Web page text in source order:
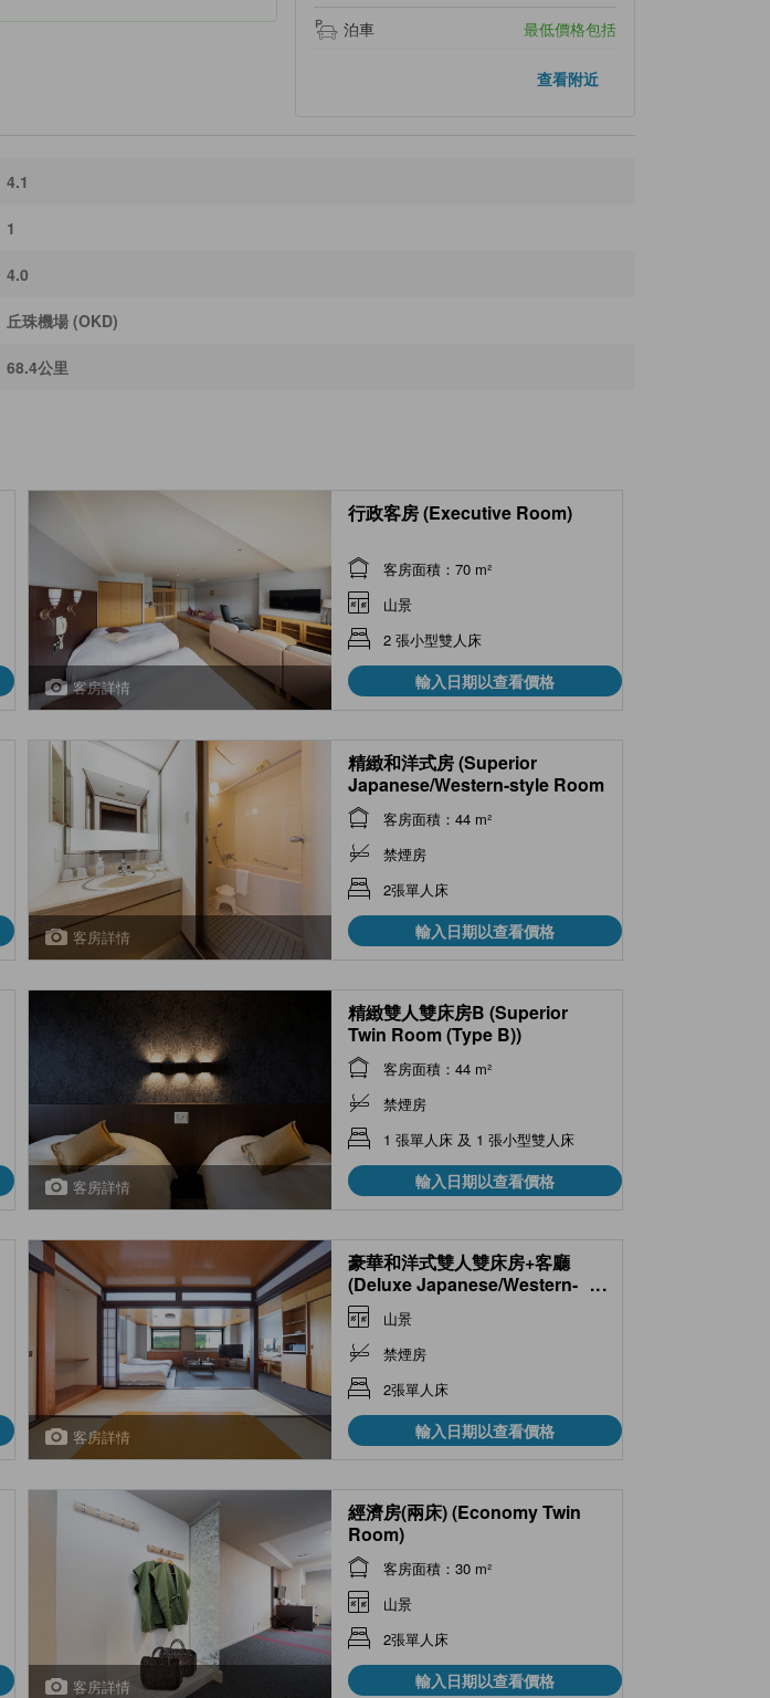
泊車 最低價格包括
查看附近
4.1
1
4.0
丘珠機場 (OKD)
68.4公里
客房詳情
行政客房 (Executive Room)
客房面積：70 m²
山景
2 張小型雙人床
輸入日期以查看價格
客房詳情
精緻和洋式房 (Superior
Japanese/Western-style Room
)
客房面積：44 m²
禁煙房
2張單人床
輸入日期以查看價格
客房詳情
精緻雙人雙床房B (Superior
Twin Room (Type B))
客房面積：44 m²
禁煙房
1 張單人床 及 1 張小型雙人床
輸入日期以查看價格
客房詳情
豪華和洋式雙人雙床房+客廳
(Deluxe Japanese/Western-
style Twin Room with Living
Room)
...
山景
禁煙房
2張單人床
輸入日期以查看價格
客房詳情
經濟房(兩床) (Economy Twin
Room)
客房面積：30 m²
山景
2張單人床
輸入日期以查看價格